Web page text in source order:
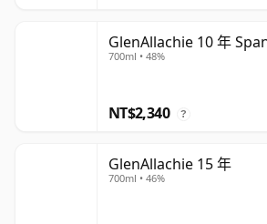
GlenAllachie 10 年
700ml • 48%
NT$2,340 ?
GlenAllachie 15 年
700ml • 46%